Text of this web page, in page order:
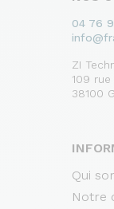
04 76
ZI
109
38100
Qui
Notre